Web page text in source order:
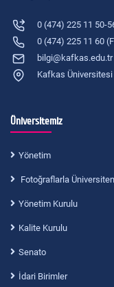
0 (474) 225 11 50-
0 (474) 225 11 60
bilgi@kafkas.edu.tr
Kafkas
Üniversitemiz
Yönetim
Fotoğraflarla
Yönetim Kurulu
Kalite Kurulu
Senato
İdari Birimler